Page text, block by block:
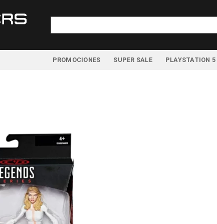
PROMOCIONES SUPER SALE PLAYSTATION 5